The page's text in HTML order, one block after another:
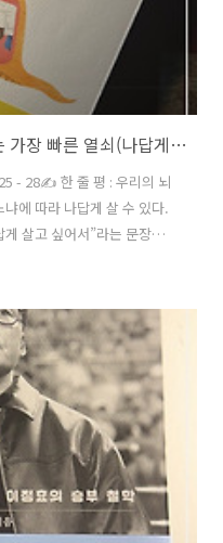
세 살 버릇, 여든 가기 전에 바꾸는 가장 빠른 열쇠(나답게 살고 싶어서 뇌과학을 읽습니다 by 이케가야 유지)
- 28✍️ 한 줄 평 : 우리의 뇌
에 따라 나답게 살 수 있다.
살고 싶어서”라는 문장에
생각이 들었기 때문이에요.
는 것은 사람마다 다르잖아
법을 줄 거라는 기대를 갖고
것은 아니지만,나답게 살아가
건졌어요.우리는 늘 삶을 풍
..